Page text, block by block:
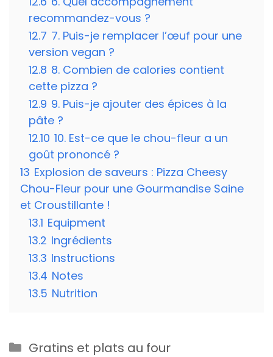
recommandez-vous ?
12.7 7. Puis-je remplacer l’œuf pour une
version vegan ?
12.8 8. Combien de calories contient
cette pizza ?
12.9 9. Puis-je ajouter des épices à la
pâte ?
12.10 10. Est-ce que le chou-fleur a un
goût prononcé ?
13 Explosion de saveurs : Pizza Cheesy
Chou-Fleur pour une Gourmandise Saine
et Croustillante !
13.1 Equipment
13.2 Ingrédients
13.3 Instructions
13.4 Notes
13.5 Nutrition
Catégories
Gratins et plats au four